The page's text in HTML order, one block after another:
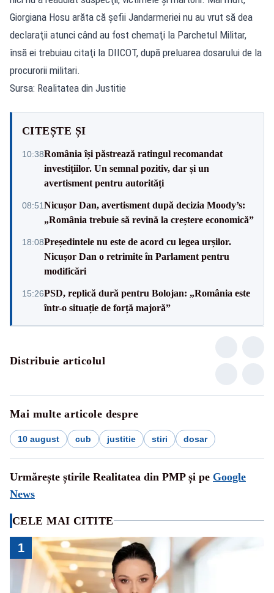
Giorgiana Hosu arăta că şefii Jandarmeriei nu au vrut să dea
declaraţii atunci când au fost chemaţi la Parchetul Militar,
însă ei trebuiau citaţi la DIICOT, după preluarea dosarului de la
procurorii militari.
Sursa: Realitatea din Justitie
CITEȘTE ȘI
10:38România își păstrează ratingul recomandat
investițiilor. Un semnal pozitiv, dar și un
avertisment pentru autorități
08:51Nicușor Dan, avertisment după decizia Moody’s:
„România trebuie să revină la creștere economică”
18:08Președintele nu este de acord cu legea urșilor.
Nicușor Dan o retrimite în Parlament pentru
modificări
15:26PSD, replică dură pentru Bolojan: „România este
într-o situație de forță majoră”
Distribuie articolul
Mai multe articole despre
10 august cub justitie stiri dosar
Urmărește știrile Realitatea din PMP și pe Google
News
CELE MAI CITITE
1